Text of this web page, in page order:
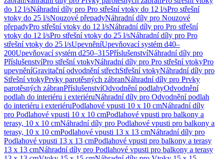
do 12 l/sNáhradní díly pro Pro střešní vtoky do 12 l/sPro střešní
vtoky do 25 l/sNouzové přepadyNáhradní díly pro Nouzové
přepadyPro střešní vtoky do 12 l/sNáhradní díly pro Pro střešní
vtoky do 12 l/sPro střešní vtoky do 25 l/sNáhradní díly pro Pro
střešní vtoky do 25 l/sUpevněníUpevňovací systém d40–
200Upevňovací systém d250–315PříslušenstvíNáhradní díly pro
PříslušenstvíPro střešní vtokyNáhradní díly pro Pro střešní vtokyPro
upevněníGravitační odvodnění střechStřešní vtokyNáhradní díly pro
Střešní vtokyPrvky parotěsných zábranNáhradní díly pro Prvky
parotěsných zábranPříslušenstvíOdvodnění podlahyOdvodnění
podlah do interiéru i exteriéruNáhradní díly pro Odvodnění podlah
do interiéru i exteriéruPodlahové vpusti 10 x 10 cmNáhradní díly
pro Podlahové vpusti 10 x 10 cmPodlahové vpusti pro balkony a
terasy, 10 x 10 cmNáhradní díly pro Podlahové vpusti pro balkony a
terasy, 10 x 10 cmPodlahové vpusti 13 x 13 cmNáhradní díly pro
Podlahové vpusti 13 x 13 cmPodlahové vpusti pro balkony a terasy
13 x 13 cmNáhradní díly pro Podlahové vpusti pro balkony a terasy